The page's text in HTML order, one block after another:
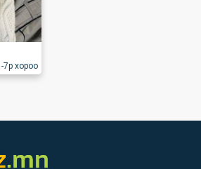
-7р хороо